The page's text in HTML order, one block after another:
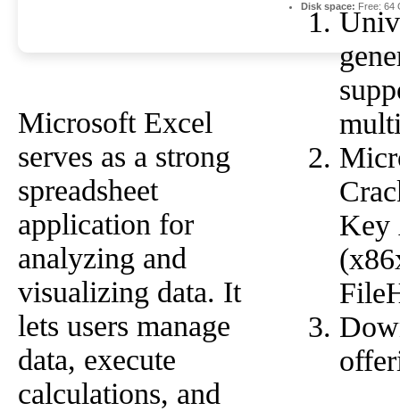
Disk space: Free: 64
Microsoft Excel
serves as a strong
spreadsheet
application for
analyzing and
visualizing data. It
lets users manage
data, execute
calculations, and
Key